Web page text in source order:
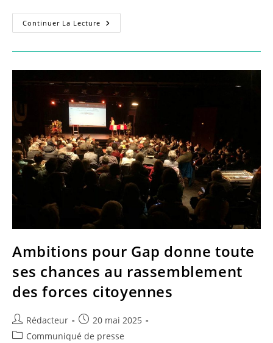
Continuer La Lecture Piscines
De
:
Budgétaire
Met
En
Danger
Le
Service
Public
Ambitions pour Gap donne toute
ses chances au rassemblement
des forces citoyennes
Auteur/autrice
de
Rédacteur
Publication
publiée :
20 mai 2025
PostCommuniqué de presse